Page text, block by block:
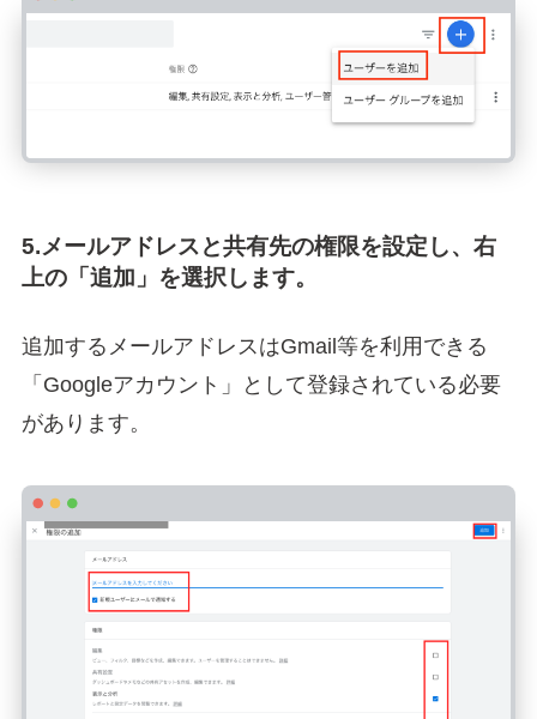
5.メールアドレスと共有先の権限を設定し、右
上の「追加」を選択します。
追加するメールアドレスはGmail等を利用できる
「Googleアカウント」として登録されている必要
があります。